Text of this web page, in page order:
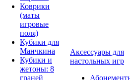
Коврики
(маты
игровые
поля)
Кубики для
Манчкина
Кубики и
жетоны: 8
граней
Аксессуары для
настольных игр